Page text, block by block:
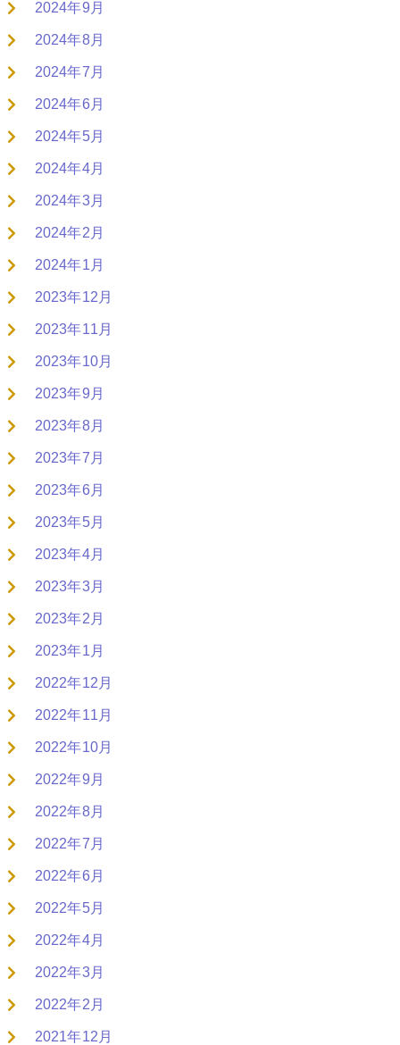
2024年9月
2024年8月
2024年7月
2024年6月
2024年5月
2024年4月
2024年3月
2024年2月
2024年1月
2023年12月
2023年11月
2023年10月
2023年9月
2023年8月
2023年7月
2023年6月
2023年5月
2023年4月
2023年3月
2023年2月
2023年1月
2022年12月
2022年11月
2022年10月
2022年9月
2022年8月
2022年7月
2022年6月
2022年5月
2022年4月
2022年3月
2022年2月
2021年12月